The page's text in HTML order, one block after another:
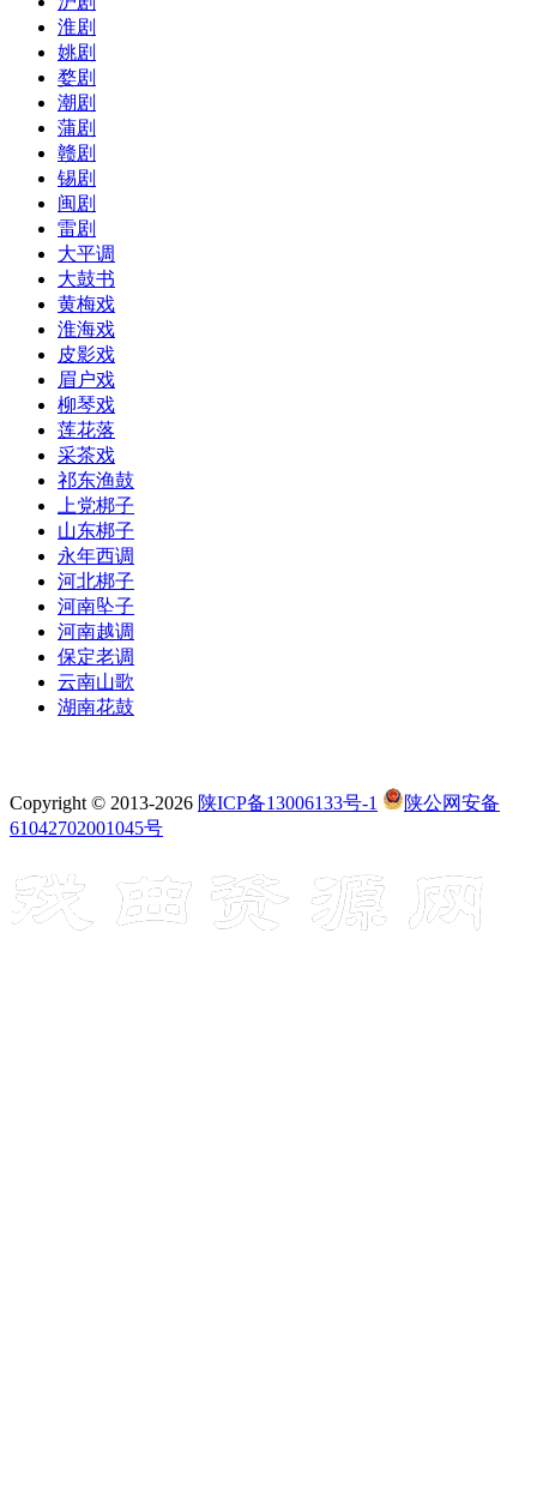
淮剧
姚剧
婺剧
潮剧
蒲剧
赣剧
锡剧
闽剧
雷剧
大平调
大鼓书
黄梅戏
淮海戏
皮影戏
眉户戏
柳琴戏
莲花落
采茶戏
祁东渔鼓
上党梆子
山东梆子
永年西调
河北梆子
河南坠子
河南越调
保定老调
云南山歌
湖南花鼓
Copyright © 2013-2026 陕ICP备13006133号-1
陕公网安备
61042702001045号